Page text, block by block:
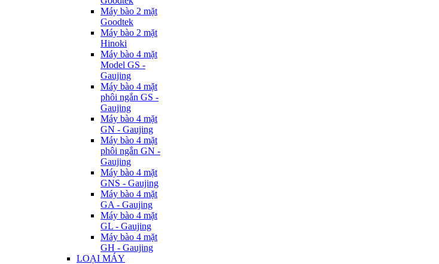
Máy bào 2 mặt
Goodtek
Máy bào 2 mặt
Hinoki
Máy bào 4 mặt
Model GS -
Gaujing
Máy bào 4 mặt
phôi ngắn GS -
Gaujing
Máy bào 4 mặt
GN - Gaujing
Máy bào 4 mặt
phôi ngắn GN -
Gaujing
Máy bào 4 mặt
GNS - Gaujing
Máy bào 4 mặt
GA - Gaujing
Máy bào 4 mặt
GL - Gaujing
Máy bào 4 mặt
GH - Gaujing
LOẠI MÁY